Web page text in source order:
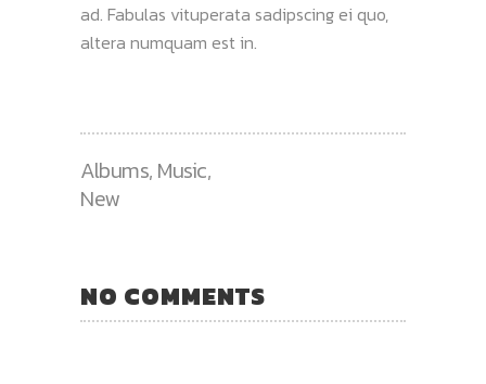
ad. Fabulas vituperata sadipscing ei quo,
altera numquam est in.
Albums, Music,
New
NO COMMENTS